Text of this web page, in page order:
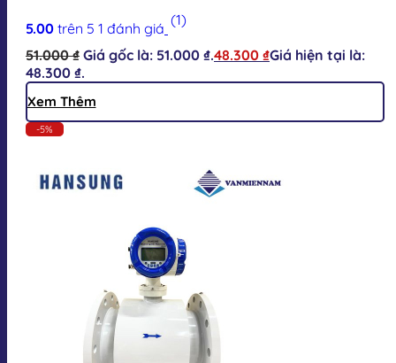
5.00 trên 5 1 đánh giá (1)
51.000₫ Giá gốc là: 51.000 ₫.48.300 ₫Giá hiện tại là:
48.300 ₫.
Xem Thêm
-5%